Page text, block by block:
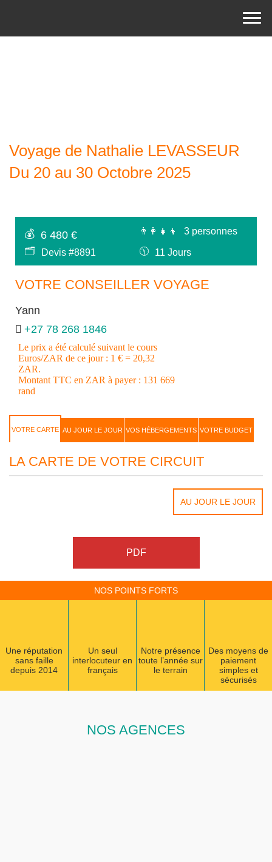
Voyage de Nathalie LEVASSEUR
Du 20 au 30 Octobre 2025
💰 6 480 € 👨‍👩‍👧‍👦
3 personnes
🗂
Devis #8891 🕦 11 Jours
VOTRE CONSEILLER VOYAGE
Yann
+27 78 268 1846
Le prix a été calculé suivant le cours
Euros/ZAR de ce jour : 1 € = 20,32
ZAR.
Montant TTC en ZAR à payer : 131 669
rand
VOTRE CARTE AU JOUR LE JOUR VOS HÉBERGEMENTS VOTRE BUDGET
LA CARTE DE VOTRE CIRCUIT
AU JOUR LE JOUR
PDF
NOS POINTS FORTS
Une réputation
sans faille
depuis 2014
Un seul
interlocuteur en
français
Notre présence
toute l’année sur
le terrain
Des moyens de
paiement
simples et
sécurisés
NOS AGENCES